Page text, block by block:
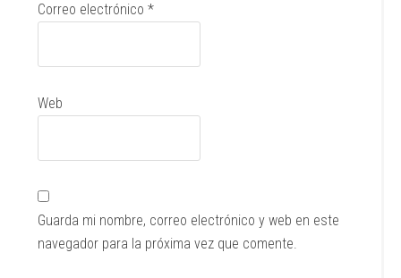
Correo electrónico*
Web
Guarda mi nombre, correo electrónico y web en este
navegador para la próxima vez que comente.